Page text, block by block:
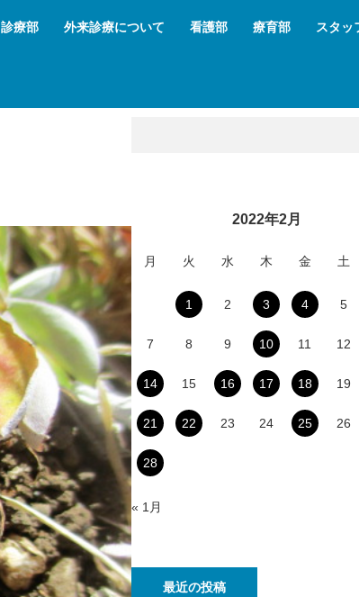
診療部 外来診療について 看護部 療育部 スタッ
2022年2月
月 火 水 木 金 土
1 2 3 4 5
7 8 9 10 11 12
14 15 16 17 18 19
21 22 23 24 25 26
28
« 1月
最近の投稿